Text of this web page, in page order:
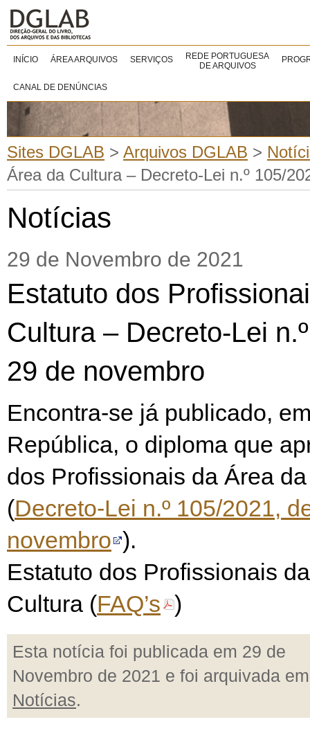
INÍCIO ÁREA ARQUIVOS SERVIÇOS
REDE PORTUGUESA
DE ARQUIVOS
CANAL DE DENÚNCIAS
Sites DGLAB > Arquivos DGLAB >
Área da Cultura – Decreto-Lei n.º 105/
Notícias
29 de Novembro de 2021
Estatuto dos
Cultura – Decreto-Lei
29 de novembro
Encontra-se já publicado,
República, o diploma que
dos Profissionais da Área
(Decreto-Lei n.º 105/2021,
novembro ).
Estatuto dos Profissionais
Cultura (FAQ’s )
Esta notícia foi publicada em 29 de
Novembro de 2021 e foi arquivada
Notícias.